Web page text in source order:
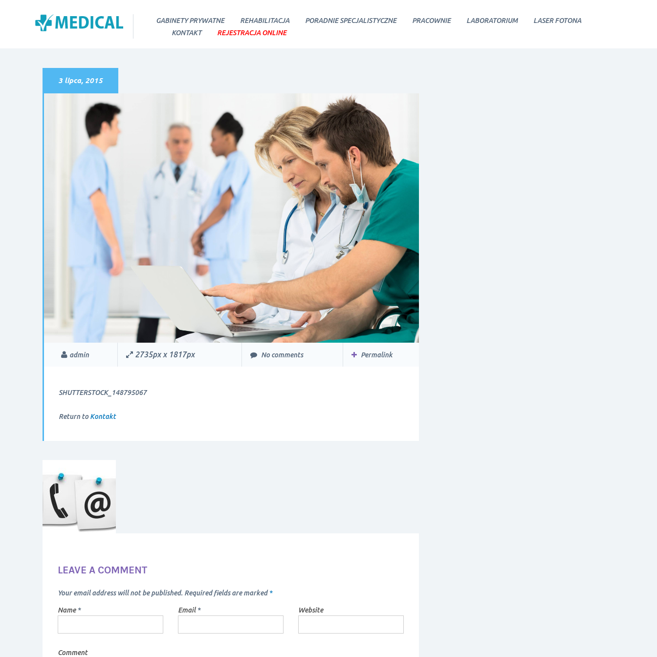
GABINETY PRYWATNE REHABILITACJA PORADNIE SPECJALISTYCZNE PRACOWNIE LABORATORIUM
LASER FOTONA
KONTAKT
REJESTRACJA ONLINE
3 lipca, 2015
admin 2735px x 1817px No comments Permalink
SHUTTERSTOCK_148795067
Return toKontakt
LEAVE A COMMENT
Your email address will not be published. Required fields are marked*
Name * Email * Website
Comment